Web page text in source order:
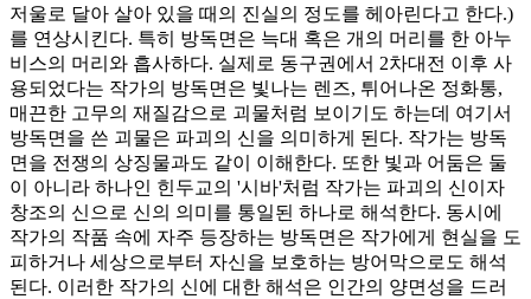
저울로 달아 살아 있을 때의 진실의 정도를 헤아린다고 한다.)
를 연상시킨다. 특히 방독면은 늑대 혹은 개의 머리를 한 아누
비스의 머리와 흡사하다. 실제로 동구권에서 2차대전 이후 사
용되었다는 작가의 방독면은 빛나는 렌즈, 튀어나온 정화통,
매끈한 고무의 재질감으로 괴물처럼 보이기도 하는데 여기서
방독면을 쓴 괴물은 파괴의 신을 의미하게 된다. 작가는 방독
면을 전쟁의 상징물과도 같이 이해한다. 또한 빛과 어둠은 둘
이 아니라 하나인 힌두교의 '시바'처럼 작가는 파괴의 신이자
창조의 신으로 신의 의미를 통일된 하나로 해석한다. 동시에
작가의 작품 속에 자주 등장하는 방독면은 작가에게 현실을 도
피하거나 세상으로부터 자신을 보호하는 방어막으로도 해석
된다. 이러한 작가의 신에 대한 해석은 인간의 양면성을 드러